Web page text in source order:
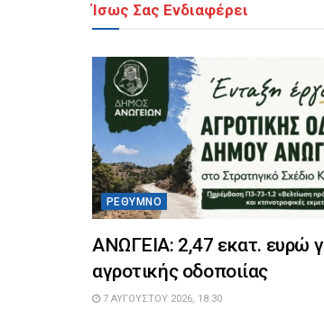
Ίσως Σας Ενδιαφέρει
ΡΈΘΥΜΝΟ
ΑΝΩΓΕΙΑ: 2,47 εκατ. ευρώ
αγροτικής οδοποιίας
7 ΑΥΓΟΎΣΤΟΥ 2026, 18:30